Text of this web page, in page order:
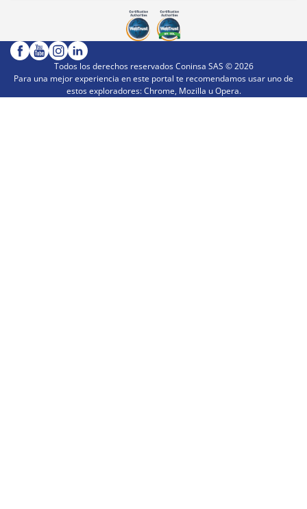
Todos los derechos reservados Coninsa SAS ©2026
Para una mejor experiencia en este portal te recomendamos usar uno de
estos exploradores: Chrome, Mozilla u Opera.